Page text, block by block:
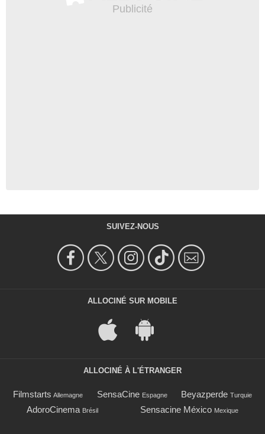
SUIVEZ-NOUS
ALLOCINÉ SUR MOBILE
ALLOCINÉ À L'ÉTRANGER
Filmstarts Allemagne SensaCine Espagne Beyazperde Turquie
AdoroCinema Brésil Sensacine México Mexique